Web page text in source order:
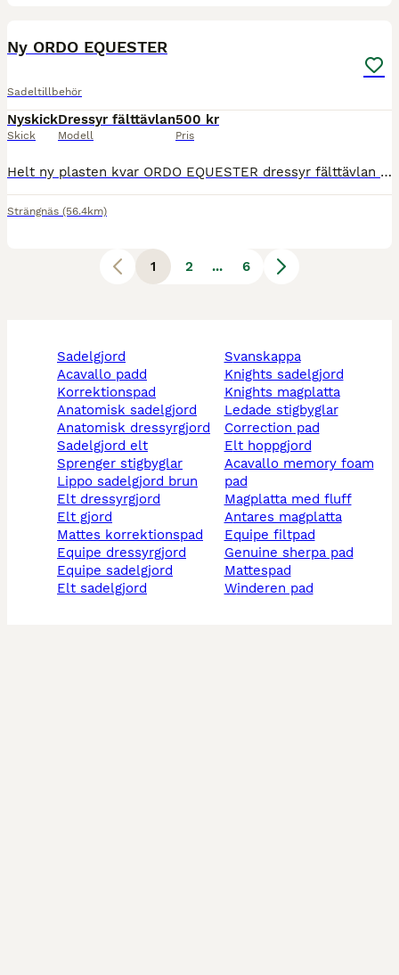
Ny ORDO EQUESTER
Sadeltillbehör
Nyskick
Skick
Dressyr fälttävlan
Modell
500 kr
Pris
Helt ny plasten kvar ORDO EQUESTER dressyr fälttävlan gjord 55 cm . Nypris ca 1700 kr Säljes för 500 kr Hämtas den kan priset diskuteras lite Mellan strängnäs eskilstuna
Strängnäs (56.4km)
1 2 ... 6
sadelgjord
acavallo padd
korrektionspad
anatomisk sadelgjord
anatomisk dressyrgjord
sadelgjord elt
sprenger stigbyglar
lippo sadelgjord brun
elt dressyrgjord
elt gjord
mattes korrektionspad
equipe dressyrgjord
equipe sadelgjord
elt sadelgjord
svanskappa
knights sadelgjord
knights magplatta
ledade stigbyglar
correction pad
elt hoppgjord
acavallo memory foam
pad
magplatta med fluff
antares magplatta
equipe filtpad
genuine sherpa pad
mattespad
winderen pad